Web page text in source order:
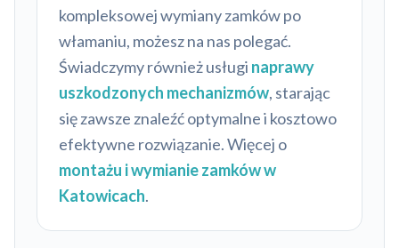
kompleksowej wymiany zamków po
włamaniu, możesz na nas polegać.
Świadczymy również usługi naprawy
uszkodzonych mechanizmów, starając
się zawsze znaleźć optymalne i kosztowo
efektywne rozwiązanie. Więcej o
montażu i wymianie zamków w
Katowicach.